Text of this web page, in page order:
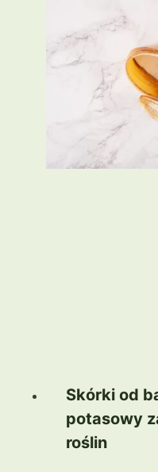
Skórki od
potasowy
roślin